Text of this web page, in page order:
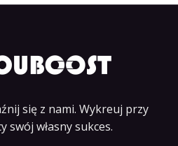
się z nami. Wykreuj przy
swój własny sukces.